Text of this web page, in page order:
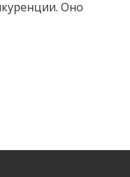
Оно